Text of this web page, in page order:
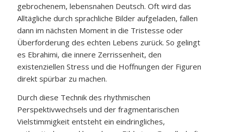
gebrochenem, lebensnahen Deutsch. Oft wird das
Alltägliche durch sprachliche Bilder aufgeladen, fallen
dann im nächsten Moment in die Tristesse oder
Überforderung des echten Lebens zurück. So gelingt
es Ebrahimi, die innere Zerrissenheit, den
existenziellen Stress und die Hoffnungen der Figuren
direkt spürbar zu machen.
Durch diese Technik des rhythmischen
Perspektivwechsels und der fragmentarischen
Vielstimmigkeit entsteht ein eindringliches,